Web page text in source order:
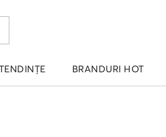
BRANDURI HOT